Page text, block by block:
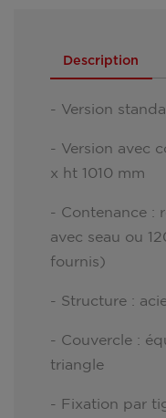
Description
- Version
- Version avec
x ht 1010 mm
- Contenance :
avec seau ou
fournis)
- Structure :
- Couvercle :
triangle
- Fixation par